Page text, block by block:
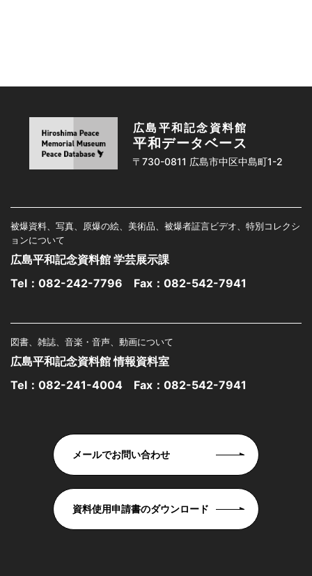
広島平和記念資料館
平和データベース
〒730-0811 広島市中区中島町1-2
被爆資料、写真、原爆の絵、美術品、被爆者証言ビデオ、特別コレクシ
ョンについて
広島平和記念資料館 学芸展示課
Tel： 082-242-7796 Fax：082-542-7941
図書、雑誌、音楽・音声、動画について
広島平和記念資料館 情報資料室
Tel： 082-241-4004 Fax：082-542-7941
メールでお問い合わせ
資料使用申請書のダウンロード